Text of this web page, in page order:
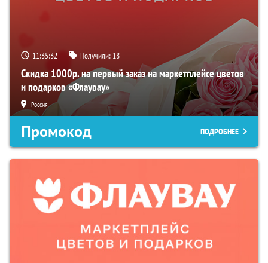
11:35:31 Получили: 18
Скидка 1000р. на первый заказ на маркетплейсе цветов
и подарков «Флаувау»
Россия
Промокод ПОДРОБНЕЕ